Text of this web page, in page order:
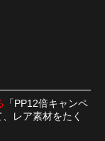
「PP12倍キャンペ
レア素材をたく